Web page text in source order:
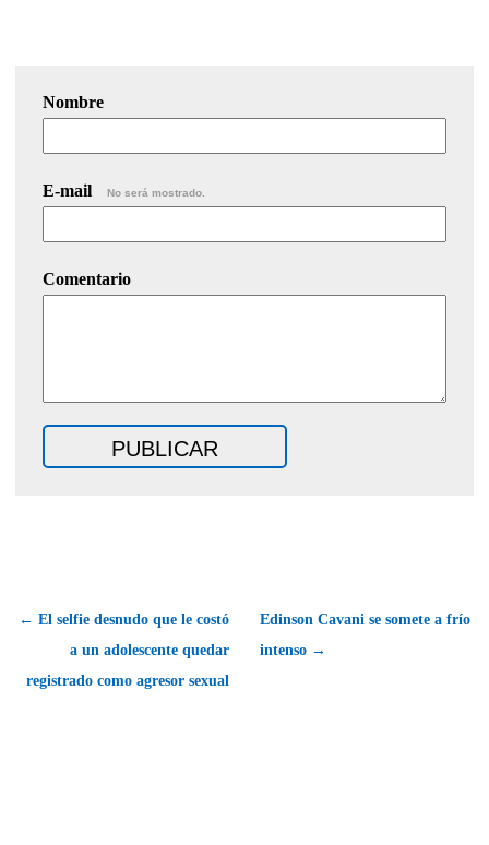
Nombre
E-mail No será mostrado.
Comentario
← El selfie desnudo que le costó
a un adolescente quedar
registrado como agresor sexual
Edinson Cavani se somete a frío
intenso →